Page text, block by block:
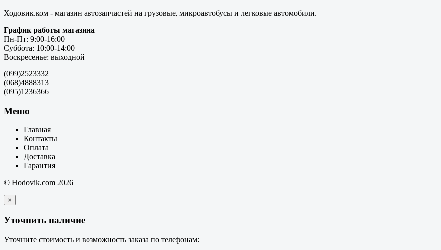
Ходовик.ком - магазин автозапчастей на грузовые, микроавтобусы и легковые автомобили.
График работы магазина
Пн-Пт: 9:00-16:00
Суббота: 10:00-14:00
Воскресенье: выходной
(099)2523332
(068)4888313
(095)1236366
Меню
Главная
Контакты
Оплата
Доставка
Гарантия
© Hodovik.com 2026
×
Уточнить наличие
Уточните стоимость и возможность заказа по телефонам: